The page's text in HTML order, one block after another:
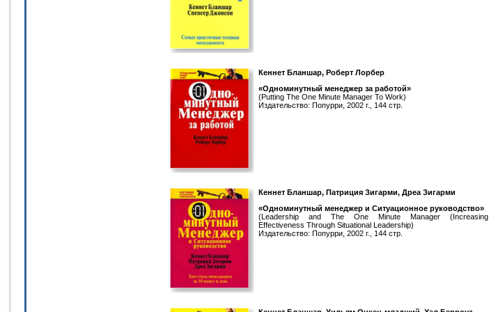
Кеннет Бланшар, Роберт Лорбер
«Одноминутный менеджер за работой»
(Putting The One Minute Manager To Work)
Издательство: Попурри, 2002 г., 144 стр.
Кеннет Бланшар, Патриция Зигарми, Дреа Зигарми
«Одноминутный менеджер и Ситуационное руководство»
(Leadership and The One Minute Manager (Increasing
Effectiveness Through Situational Leadership)
Издательство: Попурри, 2002 г., 144 стр.